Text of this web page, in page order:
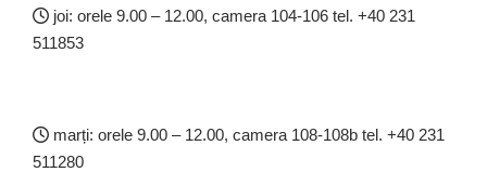
joi: orele 9.00 – 12.00, camera 104-106 tel. +40 231
511853
marți: orele 9.00 – 12.00, camera 108-108b tel. +40 231
511280